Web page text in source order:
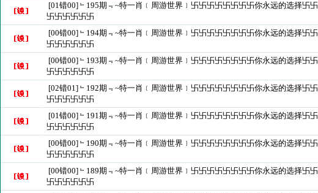
[01错00]﹄195期﹃~特一肖﹝周游世界﹞卐卐卐卐卐卐卐卐你永远的选择卐卐
卐卐卐卐卐卐
[00错00]﹄194期﹃~特一肖﹝周游世界﹞卐卐卐卐卐卐卐卐你永远的选择卐卐
卐卐卐卐卐卐
[00错00]﹄193期﹃~特一肖﹝周游世界﹞卐卐卐卐卐卐卐卐你永远的选择卐卐
卐卐卐卐卐卐
[02错01]﹄192期﹃~特一肖﹝周游世界﹞卐卐卐卐卐卐卐卐你永远的选择卐卐
卐卐卐卐卐卐
[01错00]﹄191期﹃~特一肖﹝周游世界﹞卐卐卐卐卐卐卐卐你永远的选择卐卐
卐卐卐卐卐卐
[00错00]﹄190期﹃~特一肖﹝周游世界﹞卐卐卐卐卐卐卐卐你永远的选择卐卐
卐卐卐卐卐卐
[00错00]﹄189期﹃~特一肖﹝周游世界﹞卐卐卐卐卐卐卐卐你永远的选择卐卐
卐卐卐卐卐卐